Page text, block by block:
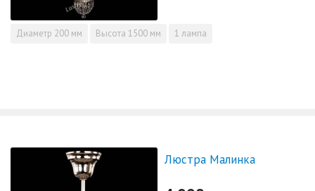
Диаметр 200 мм Высота 1500 мм 1 лампа
Люстра Малинка